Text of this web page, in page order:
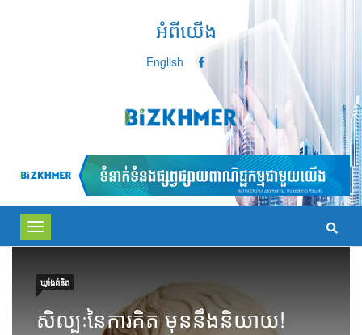
អំពីយើង
English
Toggle
navigation
ឃ្លាំង​គំនិត
សិល្បៈនៃការគិត មុននឹងនិយាយ!